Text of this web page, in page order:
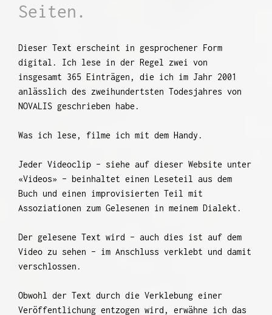
Seiten.
Dieser Text erscheint in gesprochener Form
digital. Ich lese in der Regel zwei von
insgesamt 365 Einträgen, die ich im Jahr 2001
anlässlich des zweihundertsten Todesjahres von
NOVALIS geschrieben habe.
Was ich lese, filme ich mit dem Handy.
Jeder Videoclip – siehe auf dieser Website unter
«Videos» – beinhaltet einen Leseteil aus dem
Buch und einen improvisierten Teil mit
Assoziationen zum Gelesenen in meinem Dialekt.
Der gelesene Text wird – auch dies ist auf dem
Video zu sehen – im Anschluss verklebt und damit
verschlossen.
Obwohl der Text durch die Verklebung einer
Veröffentlichung entzogen wird, erwähne ich das